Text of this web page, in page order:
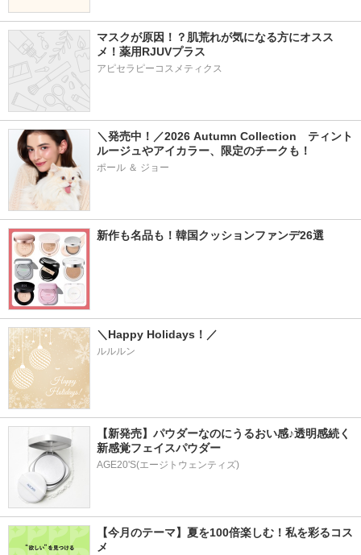
マスクが原因！？肌荒れが気になる方にオスス
メ！薬用RJUVプラス
アピセラピーコスメティクス
＼発売中！／2026 Autumn Collection　ティント
ルージュやアイカラー、限定のチークも！
ポール ＆ ジョー
新作も名品も！韓国クッションファンデ26選
＼Happy Holidays！／
ルルルン
【新発売】パウダーなのにうるおい感♪透明感続く
新感覚フェイスパウダー
AGE20'S(エージトウェンティズ)
【今月のテーマ】夏を100倍楽しむ！私を彩るコス
メ